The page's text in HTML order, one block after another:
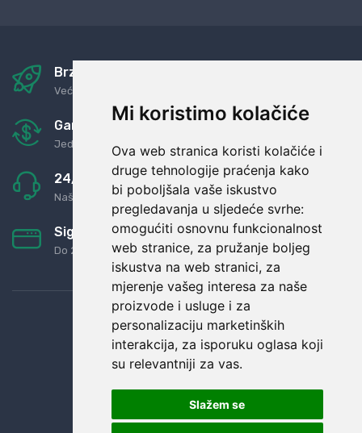
Mi koristimo kolačiće
Ova web stranica koristi kolačiće i
druge tehnologije praćenja kako
bi poboljšala vaše iskustvo
pregledavanja u sljedeće svrhe:
omogućiti osnovnu funkcionalnost
web stranice, za pružanje boljeg
iskustva na web stranici, za
mjerenje vašeg interesa za naše
proizvode i usluge i za
personalizaciju marketinških
interakcija, za isporuku oglasa koji
su relevantniji za vas.
Slažem se
Brza i sigurna dostava
Već za nekoliko dana kod vas
Garancija u povrat novaca
Jednostavno pravilo: Roba za novac
24/7 odlična podrška
Naši agenti uvijek na raspolaganju
Sigurno obročno plaćanje
Do 24 rata bez kamata